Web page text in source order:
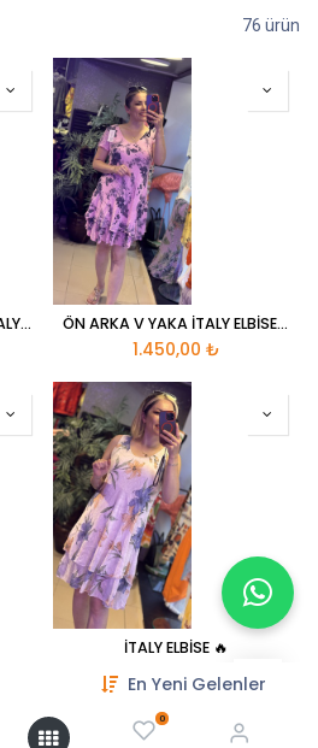
En Yeni Gelenler
0
76 ürün
ASKILI ÖN ARKA V YAKA İTALY ELBİSE ♥️ ÖN ARKA V YAKA İTALY ELBİSE 🌸
1.450,00 ₺
İTALY ELBİSE 🔥
1.650,00₺